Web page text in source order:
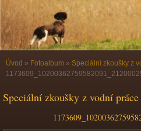
Úvod » Fotoalbum » Speciální zkoušky z
Speciální zkoušky z vodní práce